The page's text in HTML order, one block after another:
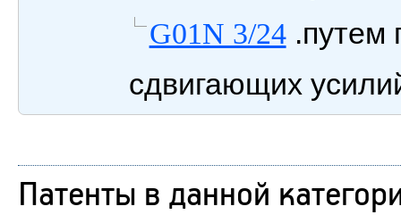
G01N 3/24.путем
сдвигающих
Патенты в данной